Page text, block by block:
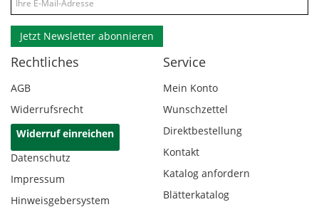
Jetzt Newsletter abonnieren
Rechtliches
AGB
Widerrufsrecht
Widerruf einreichen
Datenschutz
Impressum
Hinweisgebersystem
Service
Mein Konto
Wunschzettel
Direktbestellung
Kontakt
Katalog anfordern
Blätterkatalog